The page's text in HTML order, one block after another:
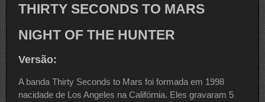
THIRTY SECONDS TO MARS
NIGHT OF THE HUNTER
Versão:
A banda Thirty Seconds to Mars foi formada em 1998
nacidade de Los Angeles na Califórnia. Eles gravaram 5